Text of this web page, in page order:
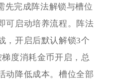
先完成阵法解锁与槽位
可启动培养流程。阵法
，开启后默认解锁3个
度消耗金币开启，总
动降低成本。槽位全部